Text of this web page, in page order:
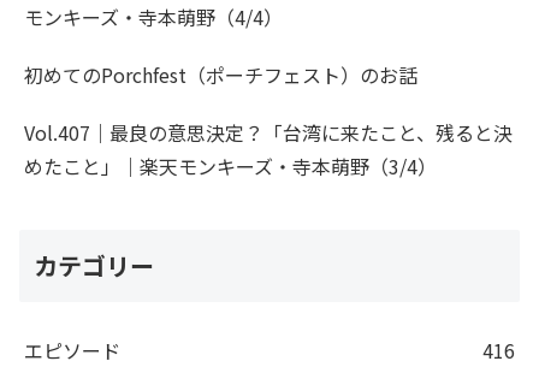
モンキーズ・寺本萌野（4/4）
初めてのPorchfest（ポーチフェスト）のお話
Vol.407｜最良の意思決定？「台湾に来たこと、残ると決
めたこと」｜楽天モンキーズ・寺本萌野（3/4）
カテゴリー
エピソード
416